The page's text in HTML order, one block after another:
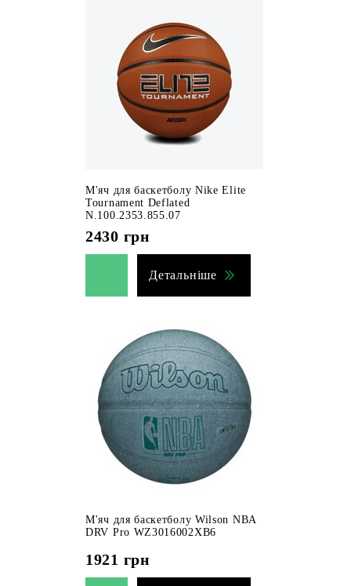
М'яч для баскетболу Nike Elite
Tournament Deflated
N.100.2353.855.07
2430 грн
Детальніше
М'яч для баскетболу Wilson NBA
DRV Pro WZ3016002XB6
1921 грн